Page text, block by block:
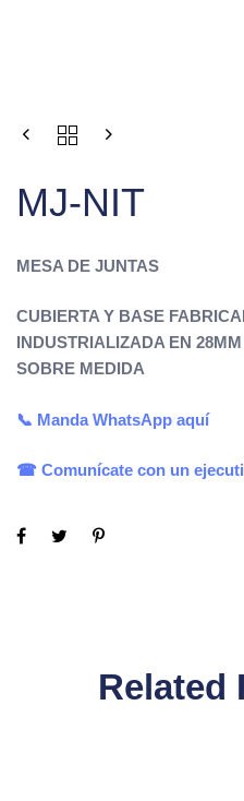
MJ-NIT
MESA DE JUNTAS
CUBIERTA Y BASE
INDUSTRIALIZADA EN
SOBRE MEDIDA
📞 MandaWhatsApp aquí
☎ Comunícate con un
Related